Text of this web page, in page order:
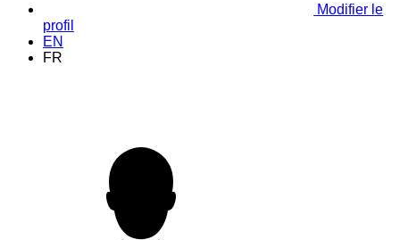
Modifier le
profil
EN
FR